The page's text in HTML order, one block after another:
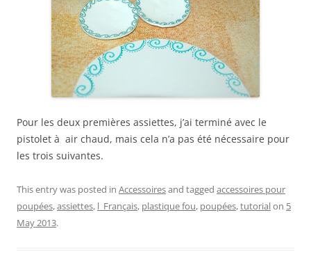
Pour les deux premières assiettes, j’ai terminé avec le
pistolet à air chaud, mais cela n’a pas été nécessaire pour
les trois suivantes.
This entry was posted in Accessoiresand tagged accessoires pour
poupées,assiettes, l_Français, plastique fou, poupées,tutorialon 5
May 2013.